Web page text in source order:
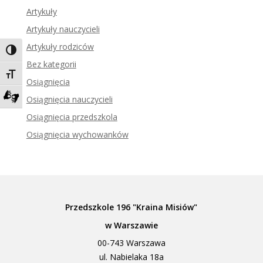
Toggle High Contrast
Toggle Font size
Zadzwoń do tłumacza języka migowego
Artykuły
Artykuły nauczycieli
Artykuły rodziców
Bez kategorii
Osiągnięcia
Osiągnięcia nauczycieli
Osiągnięcia przedszkola
Osiągnięcia wychowanków
Przedszkole 196 "Kraina Misiów"
w Warszawie
00-743 Warszawa
ul. Nabielaka 18a